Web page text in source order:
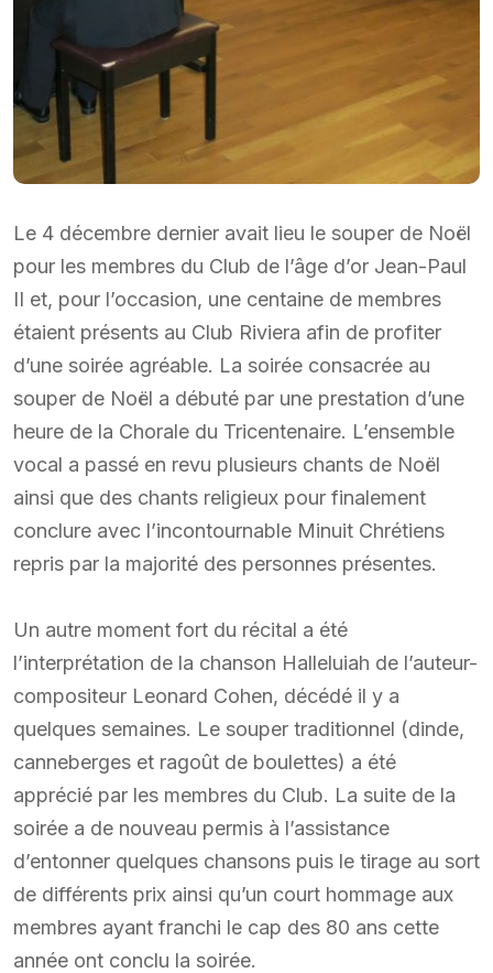
Le 4 décembre dernier avait lieu le souper de Noël
pour les membres du Club de l’âge d’or Jean-Paul
II et, pour l’occasion, une centaine de membres
étaient présents au Club Riviera afin de profiter
d’une soirée agréable. La soirée consacrée au
souper de Noël a débuté par une prestation d’une
heure de la Chorale du Tricentenaire. L’ensemble
vocal a passé en revu plusieurs chants de Noël
ainsi que des chants religieux pour finalement
conclure avec l’incontournable Minuit Chrétiens
repris par la majorité des personnes présentes.
Un autre moment fort du récital a été
l’interprétation de la chanson Halleluiah de l’auteur-
compositeur Leonard Cohen, décédé il y a
quelques semaines. Le souper traditionnel (dinde,
canneberges et ragoût de boulettes) a été
apprécié par les membres du Club. La suite de la
soirée a de nouveau permis à l’assistance
d’entonner quelques chansons puis le tirage au sort
de différents prix ainsi qu’un court hommage aux
membres ayant franchi le cap des 80 ans cette
année ont conclu la soirée.